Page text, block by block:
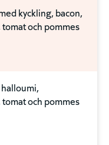
VEGAN
kyckling, bacon,
och pommes
och pommes